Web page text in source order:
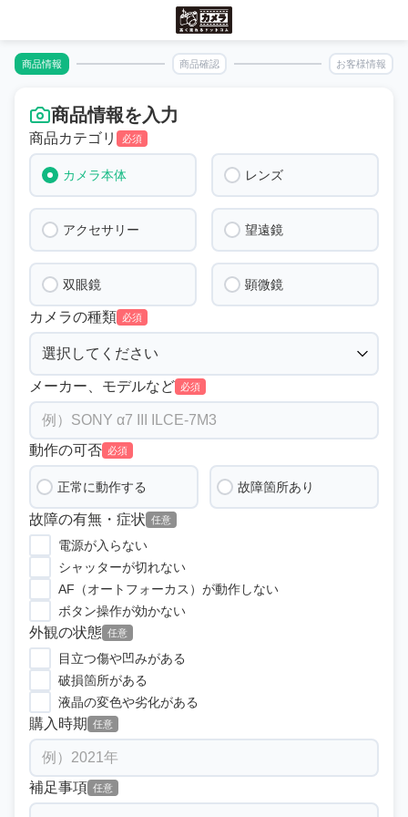
商品情報 商品確認 お客様情報
商品情報を入力
商品カテゴリ 必須
カメラ本体 レンズ
アクセサリー 望遠鏡
双眼鏡 顕微鏡
カメラの種類 必須
メーカー、モデルなど 必須
動作の可否 必須
正常に動作する 故障箇所あり
故障の有無・症状 任意
電源が入らない
シャッターが切れない
AF（オートフォーカス）が動作しない
ボタン操作が効かない
外観の状態 任意
目立つ傷や凹みがある
破損箇所がある
液晶の変色や劣化がある
購入時期 任意
補足事項 任意